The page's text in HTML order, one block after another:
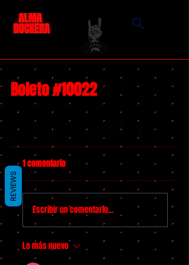
Boleto #10022
1 comentario
Escribir un comentario...
Lo más nuevo
REVIEWS